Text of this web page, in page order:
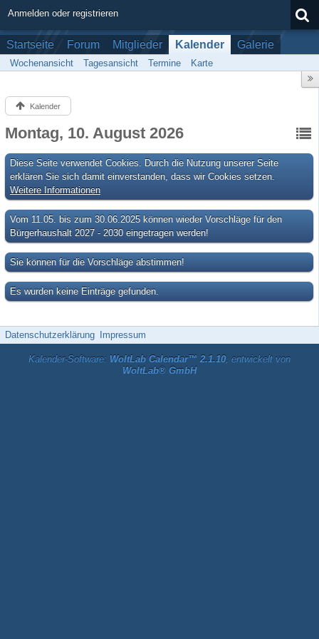
Anmelden oder registrieren
Startseite Forum Mitglieder Kalender Galerie
Wochenansicht Tagesansicht Termine Karte
Kalender
Montag, 10. August 2026
Diese Seite verwendet Cookies. Durch die Nutzung unserer Seite
erklären Sie sich damit einverstanden, dass wir Cookies setzen.
Weitere Informationen
Vom 11.05. bis zum 30.06.2025 können wieder Vorschläge für den
Bürgerhaushalt 2027 - 2030 eingetragen werden!
Sie können für die Vorschläge abstimmen!
Es wurden keine Einträge gefunden.
Datenschutzerklärung Impressum
Kalender-Software: WoltLab Calendar™ 2.1.10, entwickelt von
WoltLab® GmbH